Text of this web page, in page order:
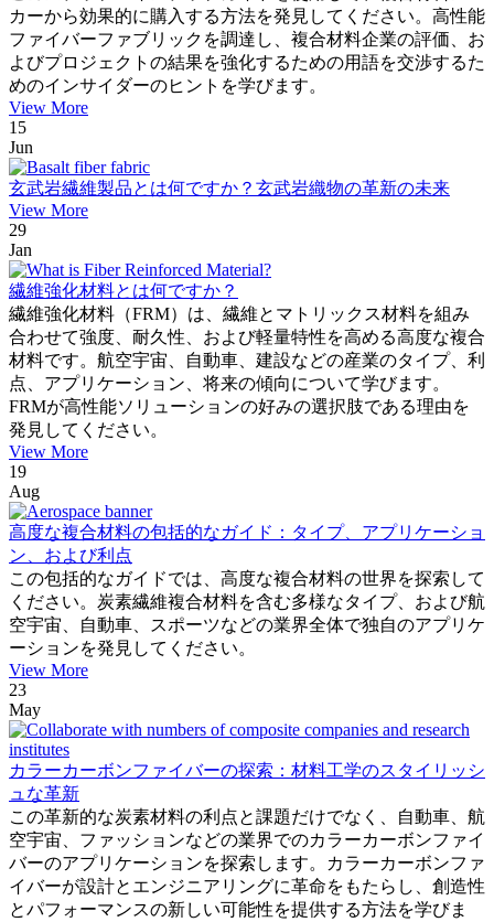
カーから効果的に購入する方法を発見してください。高性能
ファイバーファブリックを調達し、複合材料企業の評価、お
よびプロジェクトの結果を強化するための用語を交渉するた
めのインサイダーのヒントを学びます。
View More
15
Jun
玄武岩繊維製品とは何ですか？玄武岩織物の革新の未来
View More
29
Jan
繊維強化材料とは何ですか？
繊維強化材料（FRM）は、繊維とマトリックス材料を組み
合わせて強度、耐久性、および軽量特性を高める高度な複合
材料です。航空宇宙、自動車、建設などの産業のタイプ、利
点、アプリケーション、将来の傾向について学びます。
FRMが高性能ソリューションの好みの選択肢である理由を
発見してください。
View More
19
Aug
高度な複合材料の包括的なガイド：タイプ、アプリケーショ
ン、および利点
この包括的なガイドでは、高度な複合材料の世界を探索して
ください。炭素繊維複合材料を含む多様なタイプ、および航
空宇宙、自動車、スポーツなどの業界全体で独自のアプリケ
ーションを発見してください。
View More
23
May
カラーカーボンファイバーの探索：材料工学のスタイリッシ
ュな革新
この革新的な炭素材料の利点と課題だけでなく、自動車、航
空宇宙、ファッションなどの業界でのカラーカーボンファイ
バーのアプリケーションを探索します。カラーカーボンファ
イバーが設計とエンジニアリングに革命をもたらし、創造性
とパフォーマンスの新しい可能性を提供する方法を学びま